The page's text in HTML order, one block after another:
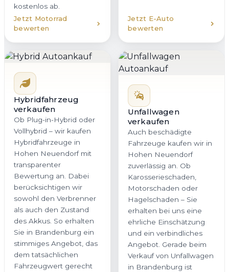
kostenlos ab.
Jetzt Motorrad
bewerten
Jetzt E-Auto
bewerten
Hybridfahrzeug
verkaufen
Ob Plug-in-Hybrid oder
Vollhybrid – wir kaufen
Hybridfahrzeuge in
Hohen Neuendorf mit
transparenter
Bewertung an. Dabei
berücksichtigen wir
sowohl den Verbrenner
als auch den Zustand
des Akkus. So erhalten
Sie in Brandenburg ein
stimmiges Angebot, das
dem tatsächlichen
Fahrzeugwert gerecht
Unfallwagen
verkaufen
Auch beschädigte
Fahrzeuge kaufen wir in
Hohen Neuendorf
zuverlässig an. Ob
Karosserieschaden,
Motorschaden oder
Hagelschaden – Sie
erhalten bei uns eine
ehrliche Einschätzung
und ein verbindliches
Angebot. Gerade beim
Verkauf von Unfallwagen
in Brandenburg ist